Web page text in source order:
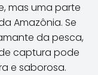
mas uma parte
Amazônia. Se
da pesca,
captura pode
e saborosa.